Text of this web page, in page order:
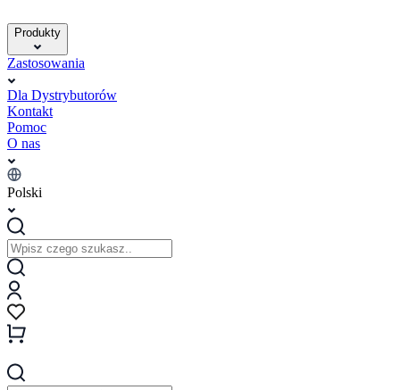
Produkty
Zastosowania
Dla Dystrybutorów
Kontakt
Pomoc
O nas
Polski